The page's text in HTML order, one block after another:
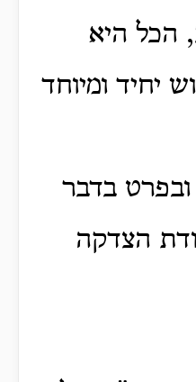
הכל היא
יחיד ומיוחד
בדבר
הצדקה